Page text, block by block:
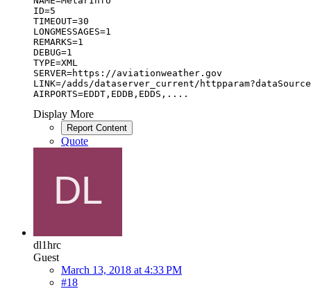
AIRPORTS=EDDT,EDDB,EDDS,....
Display More
Report Content
Quote
dl1hrc
Guest
March 13, 2018 at 4:33 PM
#18